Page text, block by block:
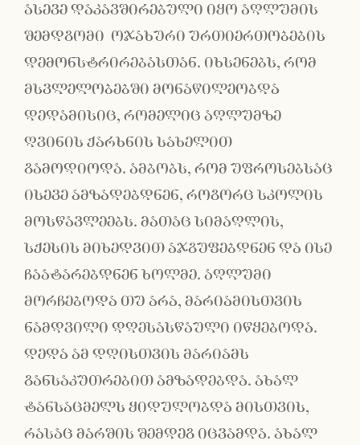
ასევე დაკავშირებული იყო აღლუმის
შემდგომი ოჯახური ურთიერთობების
დემონსტრირებასთან. იხსენებს, რომ
მსვლელობებში მონაწილეობდა
დედამისიც, რომელიც აღლუმზე
ღვინის ქარხნის სახელით
გამოდიოდა. ამბობს, რომ უფროსებსაც
ისევე ამზადებდნენ, როგორც სკოლის
მოსწავლეებს. მათაც სიმაღლის,
სქესის მიხედვით აჯგუფებდნენ და ისე
ჩაატარებდნენ ხოლმე. აღლუმი
მორჩებოდა თუ არა, მარიამისთვის
ნამდვილი დღესასწაული იწყებოდა.
დედა ამ დღისთვის მარიამს
განსაკუთრებით ამზადებდა. ახალ
ტანსაცმელს ყიდულობდა მისთვის,
რასაც მარშის შემდეგ იცვამდა. ახალ